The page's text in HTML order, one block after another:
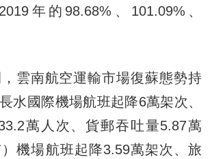
年的98.68%、101.09%、
南航空運輸市場復蘇態勢持
水國際機場航班起降6萬架次、
萬人次、貨郵吞吐量5.87萬
機場航班起降3.59萬架次、旅